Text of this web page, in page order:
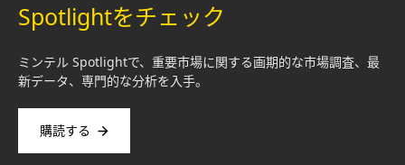
Spotlightをチェック
ミンテル Spotlightで、重要市場に関する画期的な市場調査、最
新データ、専門的な分析を入手。
購読する